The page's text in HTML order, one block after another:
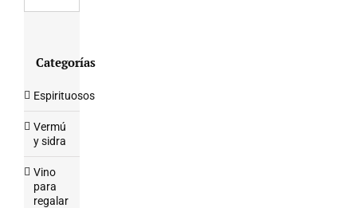
Categorías
Espirituosos
Vermú
y sidra
Vino
para
regalar